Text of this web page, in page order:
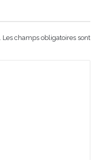
Les champs obligatoires sont